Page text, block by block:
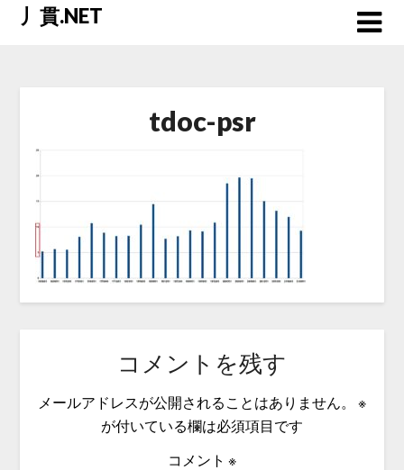
Skip丿貫.NET
tdoc-psr
コメントを残す
メールアドレスが公開されることはありません。
※
が付いている欄は必須項目です
コメント ※